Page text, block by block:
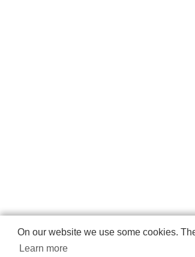
On our website we use some cookies.
Learn more